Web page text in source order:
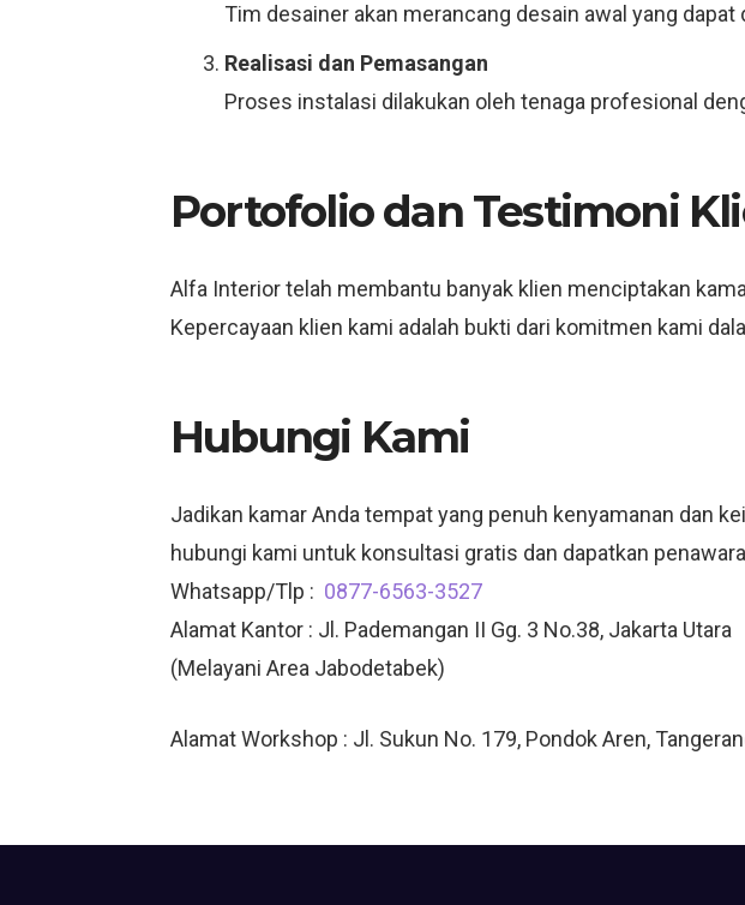
Tim desainer akan merancang desain awal yang
Realisasi dan Pemasangan
Proses instalasi dilakukan oleh tenaga profesional
Portofolio dan Testimoni
Alfa Interior telah membantu banyak klien menciptakan
Kepercayaan klien kami adalah bukti dari komitmen kami
Hubungi Kami
Jadikan kamar Anda tempat yang penuh kenyamanan dan
hubungi kami untuk konsultasi gratis dan dapatkan
Whatsapp/Tlp : 0877-6563-3527
Alamat Kantor : Jl. Pademangan II Gg. 3 No.38, Jakarta Utara
(Melayani Area Jabodetabek)
Alamat Workshop : Jl. Sukun No. 179, Pondok Aren,